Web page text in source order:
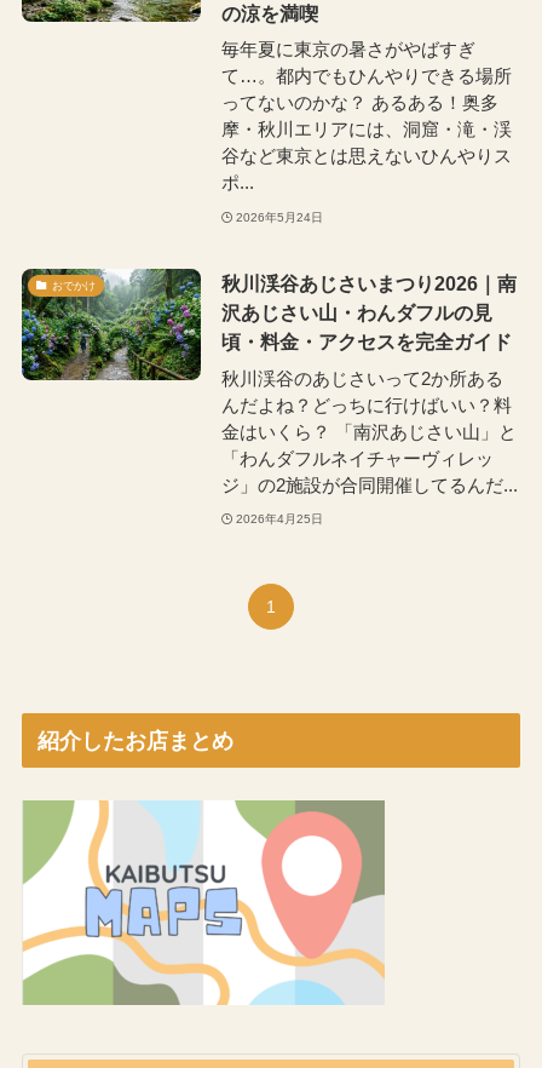
の涼を満喫
毎年夏に東京の暑さがやばすぎ
て…。都内でもひんやりできる場所
ってないのかな？ あるある！奥多
摩・秋川エリアには、洞窟・滝・渓
谷など東京とは思えないひんやりス
ポ...
2026年5月24日
おでかけ
秋川渓谷あじさいまつり2026｜南
沢あじさい山・わんダフルの見
頃・料金・アクセスを完全ガイド
秋川渓谷のあじさいって2か所ある
んだよね？どっちに行けばいい？料
金はいくら？ 「南沢あじさい山」と
「わんダフルネイチャーヴィレッ
ジ」の2施設が合同開催してるんだ...
2026年4月25日
1
紹介したお店まとめ